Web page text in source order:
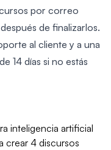
por correo
de finalizarlos.
al cliente y a una
14 días si no estás
inteligencia artificial
crear 4 discursos